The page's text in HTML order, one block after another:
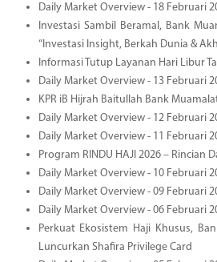
Daily Market Overview - 18 Februari
Investasi Sambil Beramal, Bank
“Investasi Insight, Berkah Dunia &
Informasi Tutup Layanan Hari Libur
Daily Market Overview - 13 Februari
KPR iB Hijrah Baitullah Bank
Daily Market Overview - 12 Februari
Daily Market Overview - 11 Februari
Program RINDU HAJI 2026 – Rincian
Daily Market Overview - 10 Februari
Daily Market Overview - 09 Februari
Daily Market Overview - 06 Februari
Perkuat Ekosistem Haji Khusus,
Luncurkan Shafira Privilege Card